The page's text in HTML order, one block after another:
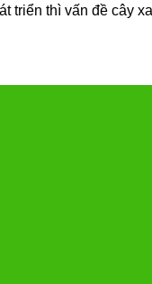
triển thì vấn đề cây